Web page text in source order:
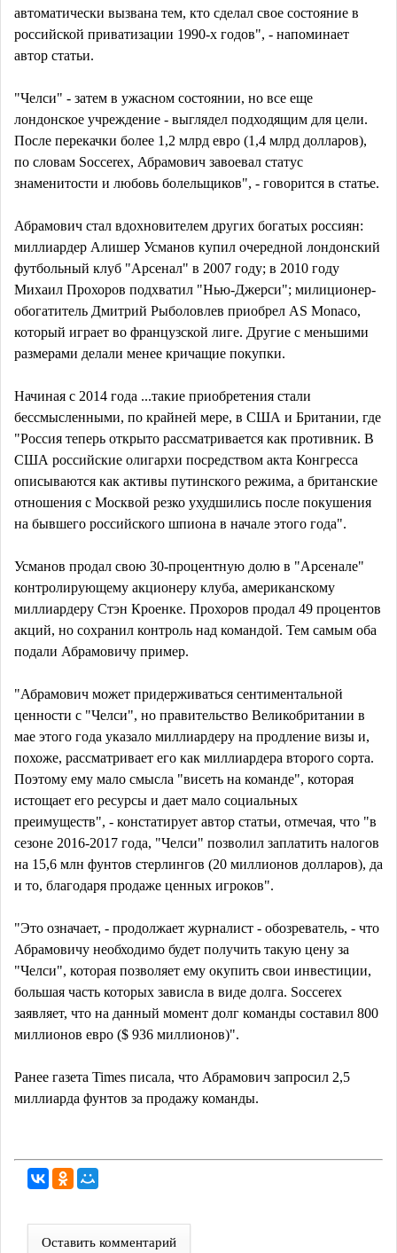
автоматически вызвана тем, кто сделал свое состояние в
российской приватизации 1990-х годов", - напоминает
автор статьи.
"Челси" - затем в ужасном состоянии, но все еще
лондонское учреждение - выглядел подходящим для цели.
После перекачки более 1,2 млрд евро (1,4 млрд долларов),
по словам Soccerex, Абрамович завоевал статус
знаменитости и любовь болельщиков", - говорится в статье.
Абрамович стал вдохновителем других богатых россиян:
миллиардер Алишер Усманов купил очередной лондонский
футбольный клуб "Арсенал" в 2007 году; в 2010 году
Михаил Прохоров подхватил "Нью-Джерси"; милиционер-
обогатитель Дмитрий Рыболовлев приобрел AS Monaco,
который играет во французской лиге. Другие с меньшими
размерами делали менее кричащие покупки.
Начиная с 2014 года ...такие приобретения стали
бессмысленными, по крайней мере, в США и Британии, где
"Россия теперь открыто рассматривается как противник. В
США российские олигархи посредством акта Конгресса
описываются как активы путинского режима, а британские
отношения с Москвой резко ухудшились после покушения
на бывшего российского шпиона в начале этого года".
Усманов продал свою 30-процентную долю в "Арсенале"
контролирующему акционеру клуба, американскому
миллиардеру Стэн Кроенке. Прохоров продал 49 процентов
акций, но сохранил контроль над командой. Тем самым оба
подали Абрамовичу пример.
"Абрамович может придерживаться сентиментальной
ценности с "Челси", но правительство Великобритании в
мае этого года указало миллиардеру на продление визы и,
похоже, рассматривает его как миллиардера второго сорта.
Поэтому ему мало смысла "висеть на команде", которая
истощает его ресурсы и дает мало социальных
преимуществ", - констатирует автор статьи, отмечая, что "в
сезоне 2016-2017 года, "Челси" позволил заплатить налогов
на 15,6 млн фунтов стерлингов (20 миллионов долларов), да
и то, благодаря продаже ценных игроков".
"Это означает, - продолжает журналист - обозреватель, - что
Абрамовичу необходимо будет получить такую цену за
"Челси", которая позволяет ему окупить свои инвестиции,
большая часть которых зависла в виде долга. Soccerex
заявляет, что на данный момент долг команды составил 800
миллионов евро ($ 936 миллионов)".
Ранее газета Times писала, что Абрамович запросил 2,5
миллиарда фунтов за продажу команды.
Оставить комментарий